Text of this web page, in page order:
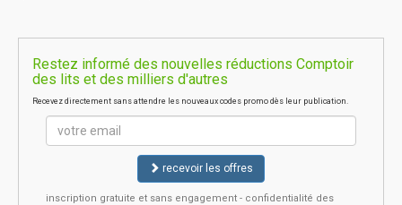
Restez informé des nouvelles réductions Comptoir
des lits et des milliers d'autres
Recevez directement sans attendre les nouveaux codes promo dès leur publication.
recevoir les offres
inscription gratuite et sans engagement - confidentialité des